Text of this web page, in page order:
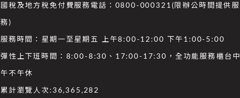
國稅及地方稅免付費服務電話：0800-000321(限辦公時間提供服
務)
服務時間：星期一至星期五 上午8:00-12:00 下午1:00-5:00
彈性上下班時間：8:00-8:30、17:00-17:30，全功能服務櫃台中
午不午休
累計瀏覽人次: 36,365,282